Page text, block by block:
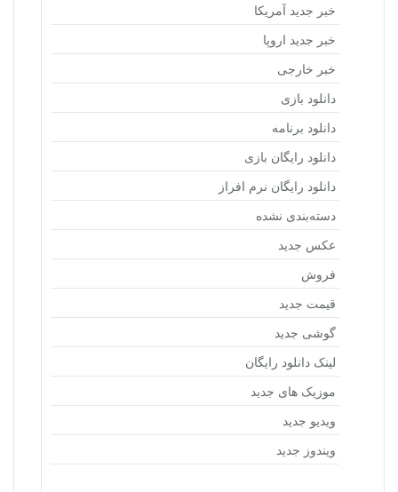
خبر جدید آمریکا
خبر جدید اروپا
خبر خارجی
دانلود بازی
دانلود برنامه
دانلود رایگان بازی
دانلود رایگان نرم افراز
دسته‌بندی نشده
عکس جدید
فروش
قیمت جدید
گوشی جدید
لینک دانلود رایگان
موزیک های جدید
ویدیو جدید
ویندوز جدید